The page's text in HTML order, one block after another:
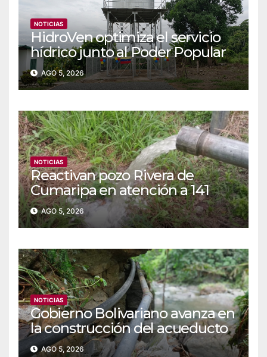
NOTICIAS
‎‎HidroVen optimiza el servicio
hídrico junto al Poder Popular
en Amazonas
AGO 5, 2026
NOTICIAS
Reactivan pozo Rivera de
Cumaripa en atención a 141
familias de Yaracuy
AGO 5, 2026
NOTICIAS
‎Gobierno Bolivariano avanza en
la construcción del acueducto
Las Lajas en Yaracuy
AGO 5, 2026